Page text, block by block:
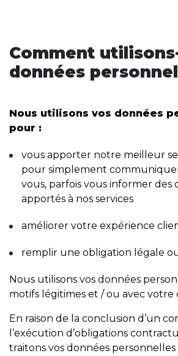
Comment
données
Nous utilisons vos données
pour :
vous apporter notre meilleur
pour simplement
vous, parfois vous informer des
apportés à nos services
améliorer votre expérience
remplir une obligation légale
Nous utilisons vos données
motifs légitimes et / ou avec votre
En raison de la conclusion d’un
l’exécution d’obligations
traitons vos données